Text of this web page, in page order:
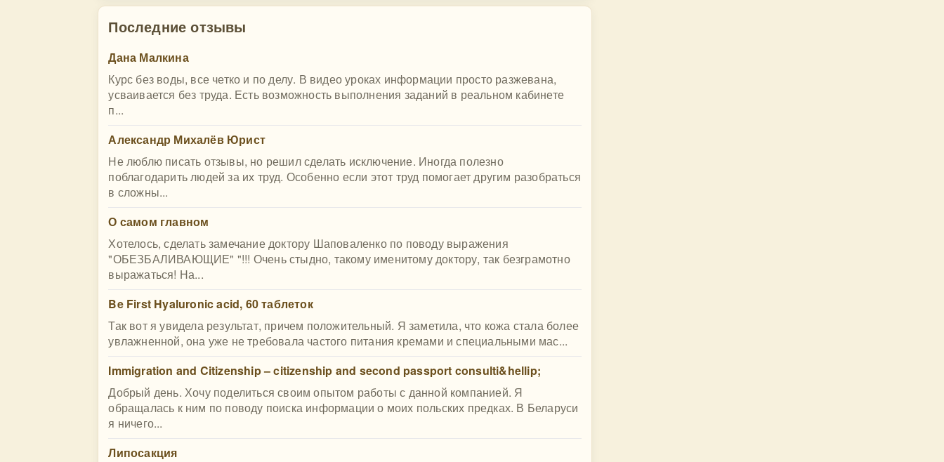
Последние отзывы
Дана Малкина
Курс без воды, все четко и по делу. В видео уроках информации просто разжевана,
усваивается без труда. Есть возможность выполнения заданий в реальном кабинете
п...
Александр Михалёв Юрист
Не люблю писать отзывы, но решил сделать исключение. Иногда полезно
поблагодарить людей за их труд. Особенно если этот труд помогает другим разобраться
в сложны...
О самом главном
Хотелось, сделать замечание доктору Шаповаленко по поводу выражения
"ОБЕЗБАЛИВАЮЩИЕ" "!!! Очень стыдно, такому именитому доктору, так безграмотно
выражаться! На...
Be First Hyaluronic acid, 60 таблеток
Так вот я увидела результат, причем положительный. Я заметила, что кожа стала более
увлажненной, она уже не требовала частого питания кремами и специальными мас...
Immigration and Citizenship – citizenship and second passport consulti&hellip;
Добрый день. Хочу поделиться своим опытом работы с данной компанией. Я
обращалась к ним по поводу поиска информации о моих польских предках. В Беларуси
я ничего...
Липосакция